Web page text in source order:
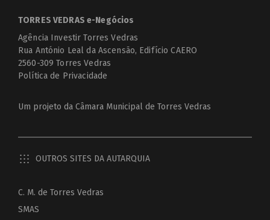
TORRES VEDRAS e-Negócios
Agência Investir Torres Vedras
Rua António Leal da Ascensão, Edifício CAERO
2560-309 Torres Vedras
Política de Privacidade
Um projeto da Câmara Municipal de Torres Vedras
OUTROS SITES DA AUTARQUIA
C. M. de Torres Vedras
SMAS